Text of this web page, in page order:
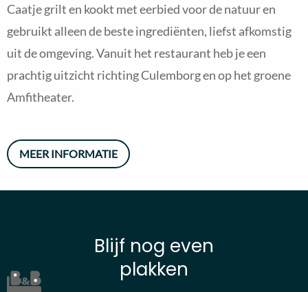
Caatje grilt en kookt met eerbied voor de natuur en
gebruikt alleen de beste ingrediënten, liefst afkomstig
uit de omgeving. Vanuit het restaurant heb je een
prachtig uitzicht richting Culemborg en op het groene
Amfitheater.
MEER INFORMATIE
Blijf nog even
plakken